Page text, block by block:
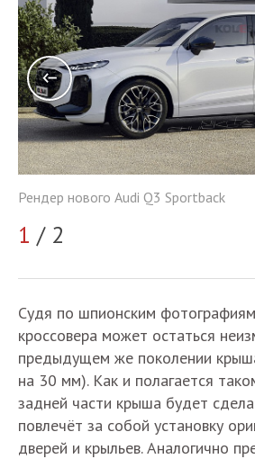
Рендер нового Audi Q3 Sportback
1 / 2
Судя по шпионским
кроссовера может остаться
предыдущем же поколении
на 30 мм). Как и полагается
задней части крыша будет
повлечёт за собой установку
дверей и крыльев. Аналогично